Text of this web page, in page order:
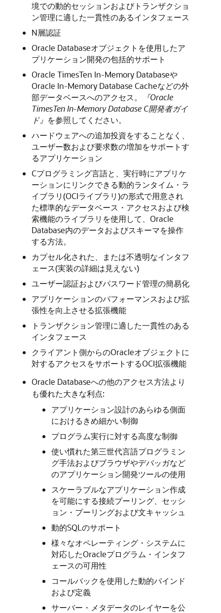
境での動的セッションおよびトランザクショ
ン管理に適した一貫性のあるインタフェース
N層認証
Oracle Databaseオブジェクトを使用したア
プリケーション開発の包括的サポート
Oracle TimesTen In-Memory Databaseや
Oracle In-Memory Database Cacheなどの外
部データベースへのアクセス。
『Oracle
TimesTen In-Memory Database C開発者ガイ
ド』 を参照してください。
ハードウェアへの追加投資をすることなく、
ユーザー数および要求数の増加をサポートす
るアプリケーション
Cプログラミング言語と、実行時にアプリケ
ーションにリンクできる動的ランタイム・ラ
イブラリ(OCIライブラリ)の形式で用意され
た標準的なデータベース・アクセスおよび検
索機能のライブラリを使用して、Oracle
Database内のデータおよびスキーマを操作
する方法。
カプセル化された、または不透明なインタフ
ェース(実装の詳細は見えない)
ユーザー認証およびパスワード管理の簡易化
アプリケーションのパフォーマンスおよび拡
張性を向上させる拡張機能
トランザクション管理に適した一貫性のある
インタフェース
クライアント側からのOracleオブジェクトに
対するアクセスをサポートするOCI拡張機能
Oracle Databaseへの他のアクセス方法より
も優れた大きな利点:
アプリケーション設計のあらゆる側面
におけるきめ細かい制御
プログラム実行に対する高度な制御
使い慣れた第三世代言語プログラミン
グ手法およびブラウザやデバッガなど
のアプリケーション開発ツールの使用
スケーラブルなアプリケーション作成
を可能にする接続プーリング、セッシ
ョン・プーリングおよび文キャッシュ
動的SQLのサポート
様々なオペレーティング・システムに
対応したOracleプログラム・インタフ
ェースの可用性
コールバックを使用した動的バインド
および定義
サーバー・メタデータのレイヤーを公